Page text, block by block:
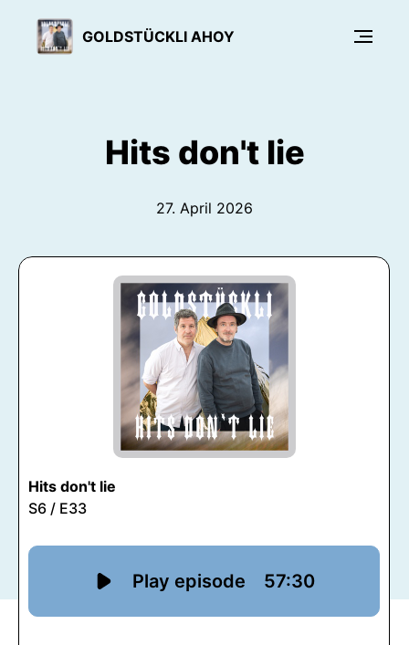
GOLDSTÜCKLI AHOY
Hits don't lie
27. April 2026